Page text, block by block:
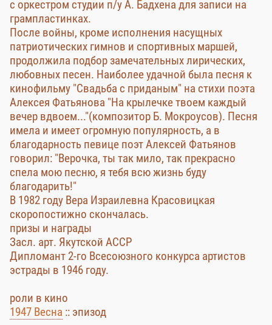
с оркестром студии п/у А. Бадхена для записи на
грампластинках.
После войны, кроме исполнения насущных
патриотических гимнов и спортивных маршей,
продолжила подбор замечательных лирических,
любовных песен. Наиболее удачной была песня к
кинофильму "Свадьба с приданым" на стихи поэта
Алексея Фатьянова "На крылечке твоем каждый
вечер вдвоем..."(композитор Б. Мокроусов). Песня
имела и имеет огромную популярность, а в
благодарность певице поэт Алексей Фатьянов
говорил: "Верочка, ты так мило, так прекрасно
спела мою песню, я тебя всю жизнь буду
благодарить!"
В 1982 году Вера Израилевна Красовицкая
скоропостижно скончалась.
призы и награды
Засл. арт. Якутской АССР
Дипломант 2-го Всесоюзного конкурса артистов
эстрады в 1946 году.
роли в кино
1947 Весна :: эпизод